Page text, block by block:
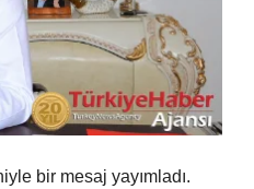
bir mesaj yayımladı.